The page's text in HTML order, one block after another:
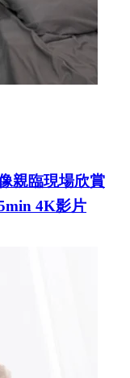
親臨現場欣賞
4K影片